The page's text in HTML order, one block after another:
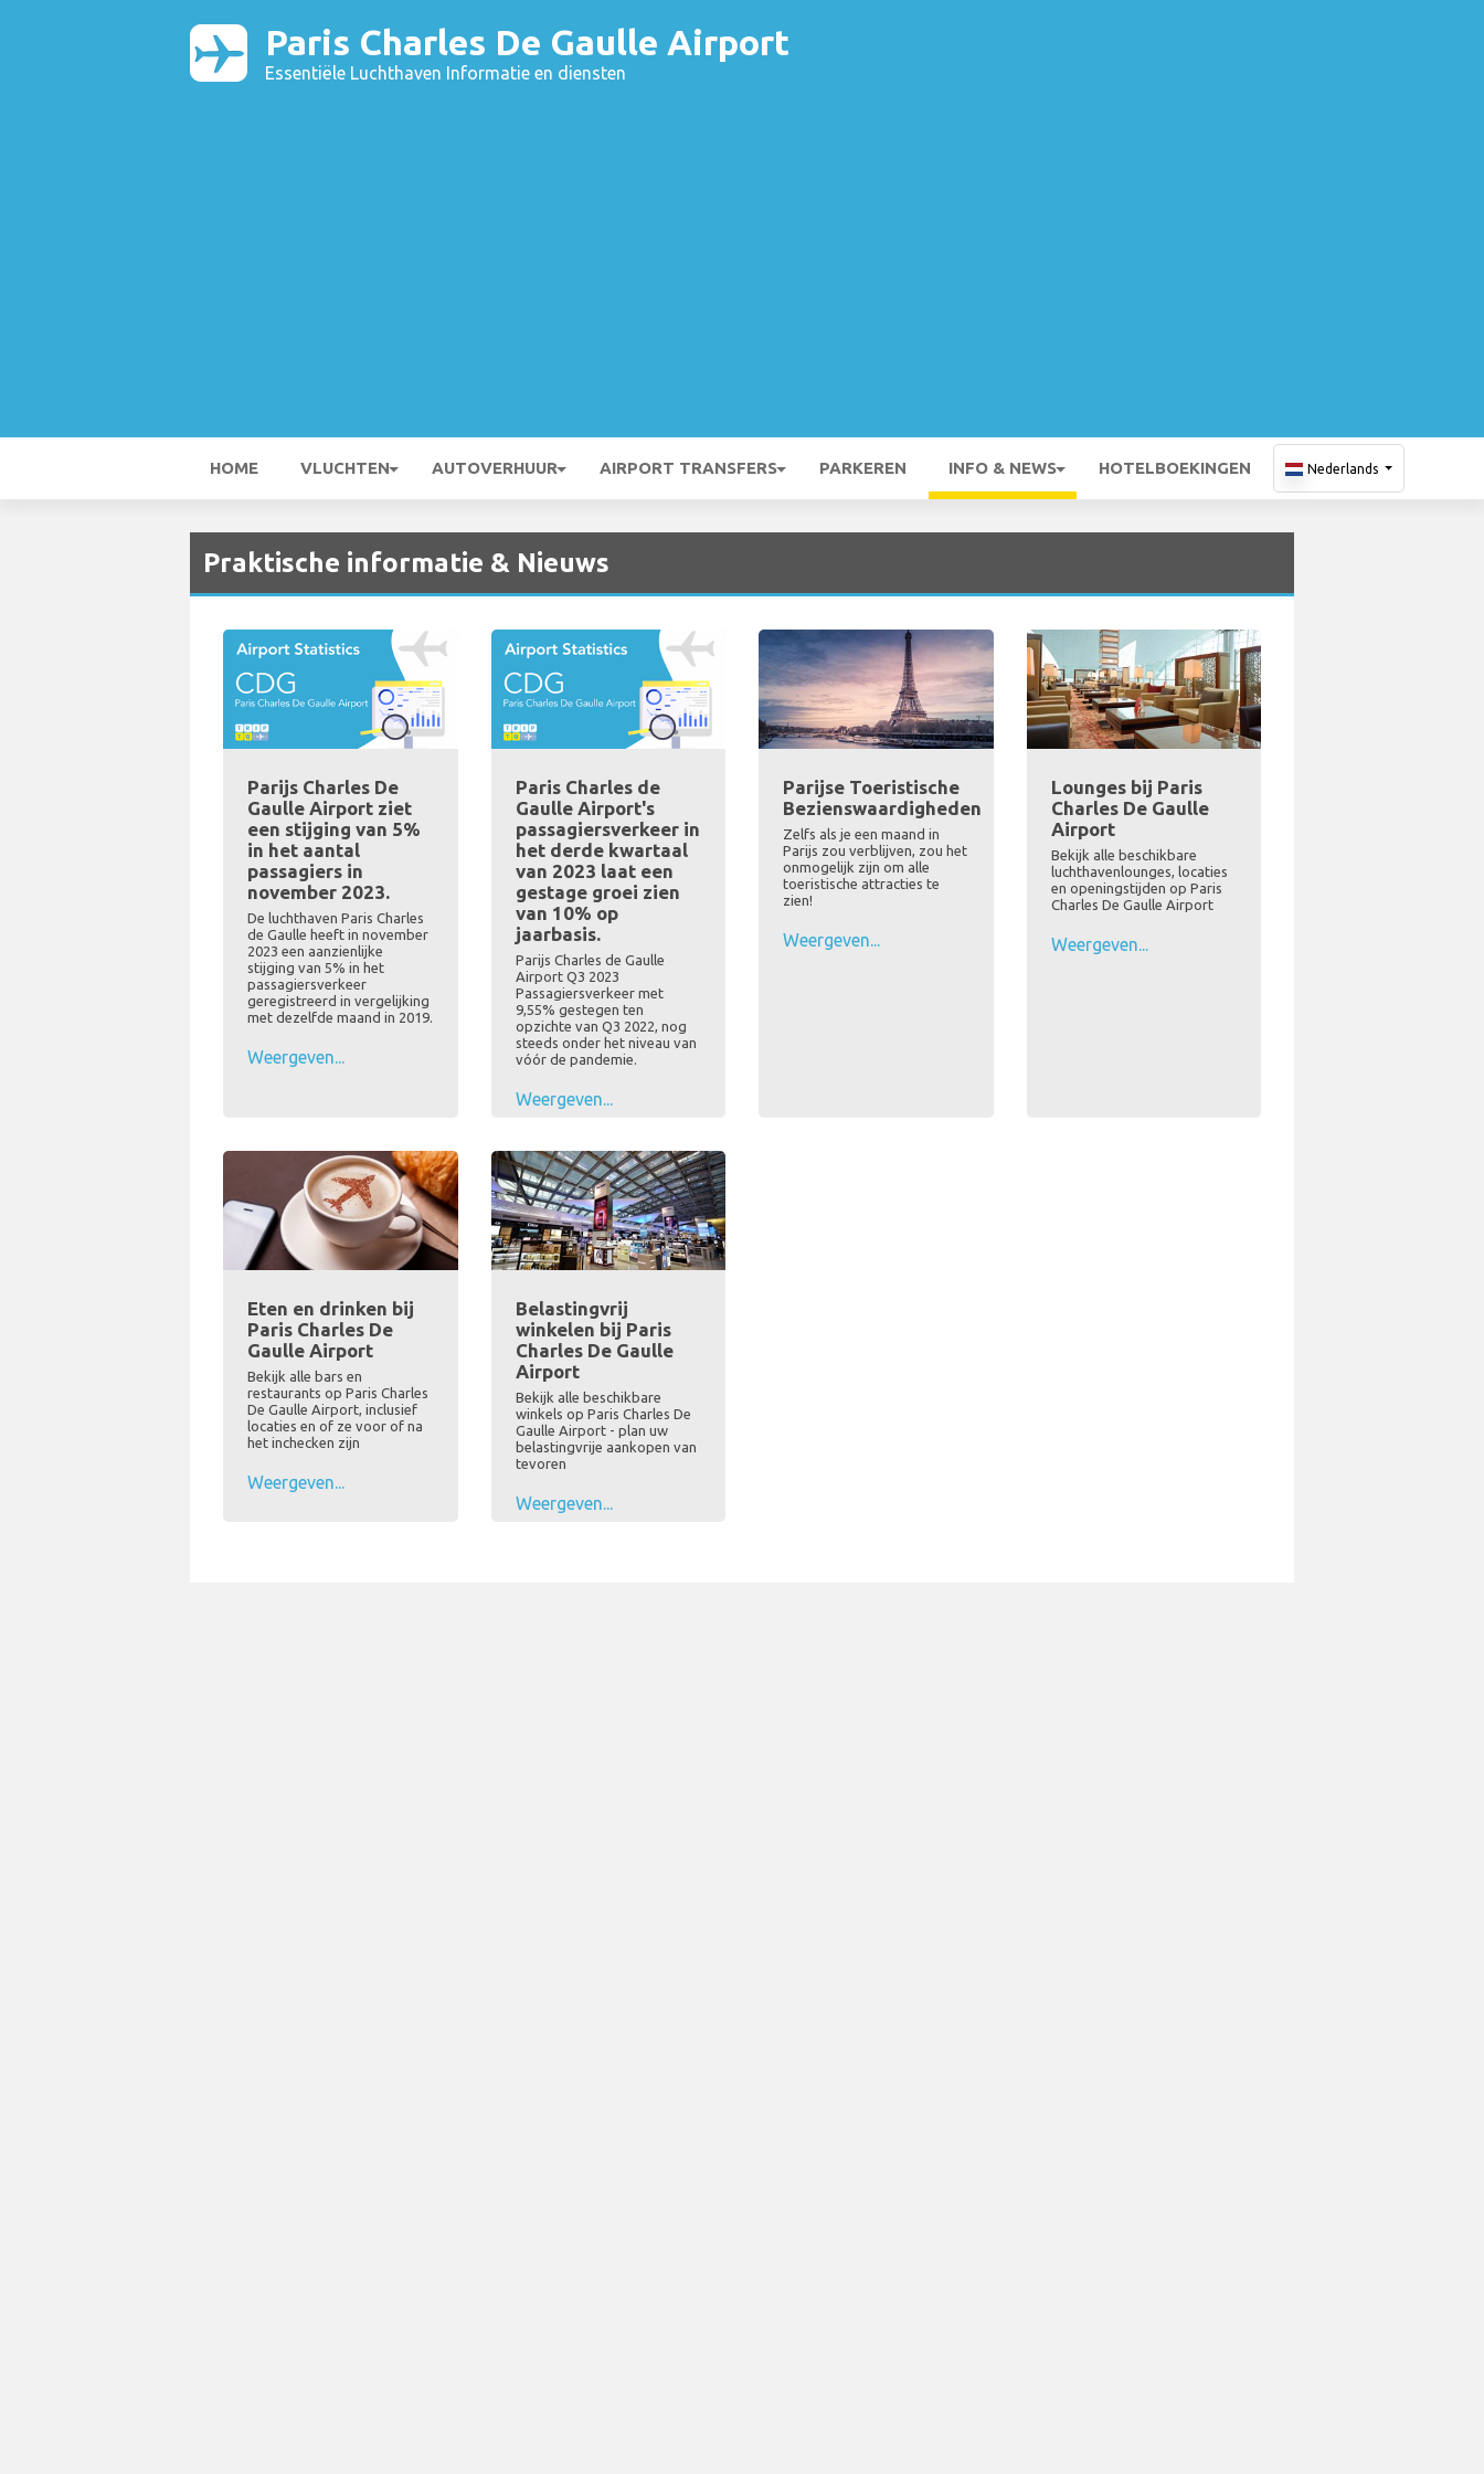
Paris Charles De Gaulle Airport
Essentiële Luchthaven Informatie en diensten
HOME VLUCHTEN AUTOVERHUUR AIRPORT TRANSFERS PARKEREN INFO & NEWS HOTELBOEKINGEN Nederlands
Praktische informatie & Nieuws
Parijs Charles De
Gaulle Airport ziet
een stijging van 5%
in het aantal
passagiers in
november 2023.
De luchthaven Paris Charles
de Gaulle heeft in november
2023 een aanzienlijke
stijging van 5% in het
passagiersverkeer
geregistreerd in vergelijking
met dezelfde maand in 2019.
Weergeven...
Paris Charles de
Gaulle Airport's
passagiersverkeer in
het derde kwartaal
van 2023 laat een
gestage groei zien
van 10% op
jaarbasis.
Parijs Charles de Gaulle
Airport Q3 2023
Passagiersverkeer met
9,55% gestegen ten
opzichte van Q3 2022, nog
steeds onder het niveau van
vóór de pandemie.
Weergeven...
Parijse Toeristische
Bezienswaardigheden
Zelfs als je een maand in
Parijs zou verblijven, zou het
onmogelijk zijn om alle
toeristische attracties te
zien!
Weergeven...
Lounges bij Paris
Charles De Gaulle
Airport
Bekijk alle beschikbare
luchthavenlounges, locaties
en openingstijden op Paris
Charles De Gaulle Airport
Weergeven...
Eten en drinken bij
Paris Charles De
Gaulle Airport
Bekijk alle bars en
restaurants op Paris Charles
De Gaulle Airport, inclusief
locaties en of ze voor of na
het inchecken zijn
Weergeven...
Belastingvrij
winkelen bij Paris
Charles De Gaulle
Airport
Bekijk alle beschikbare
winkels op Paris Charles De
Gaulle Airport - plan uw
belastingvrije aankopen van
tevoren
Weergeven...